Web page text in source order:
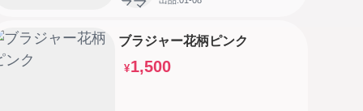
ブラジャー花柄ピンク
¥1,500